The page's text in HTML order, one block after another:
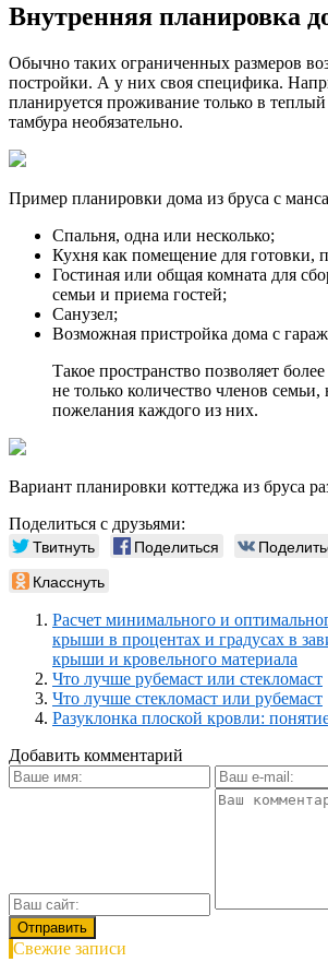
Внутренняя планировка
Обычно таких ограниченных размеров
постройки. А у них своя специфика.
планируется проживание только в
тамбура необязательно.
Пример планировки дома из бруса с
Спальня, одна или несколько;
Кухня как помещение для готовки,
Гостиная или общая комната для
семьи и приема гостей;
Санузел;
Возможная пристройка дома с
Такое пространство позволяет
не только количество членов семьи,
пожелания каждого из них.
Вариант планировки коттеджа из бруса
Поделиться с друзьями:
Твитнуть Поделиться
Класснуть
Расчет минимального и
крыши в процентах и градусах в
крыши и кровельного материала
Что лучше рубемаст или стекломаст
Что лучше стекломаст или рубемаст
Разуклонка плоской кровли:
Добавить комментарий
Свежие записи